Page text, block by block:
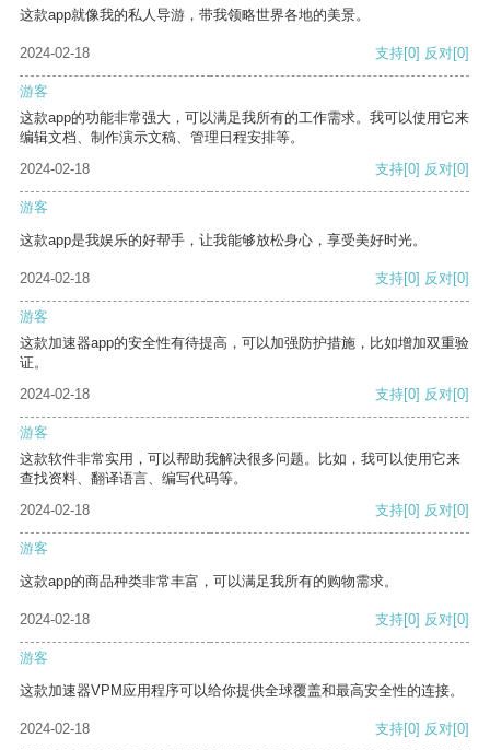
这款app就像我的私人导游，带我领略世界各地的美景。
2024-02-18 支持[0] 反对[0]
游客
这款app的功能非常强大，可以满足我所有的工作需求。我可以使用它来
编辑文档、制作演示文稿、管理日程安排等。
2024-02-18
支持[0] 反对[0]
游客
这款app是我娱乐的好帮手，让我能够放松身心，享受美好时光。
2024-02-18 支持[0] 反对[0]
游客
这款加速器app的安全性有待提高，可以加强防护措施，比如增加双重验
证。
2024-02-18
支持[0] 反对[0]
游客
这款软件非常实用，可以帮助我解决很多问题。比如，我可以使用它来
查找资料、翻译语言、编写代码等。
2024-02-18
支持[0] 反对[0]
游客
这款app的商品种类非常丰富，可以满足我所有的购物需求。
2024-02-18 支持[0] 反对[0]
游客
这款加速器VPM应用程序可以给你提供全球覆盖和最高安全性的连接。
2024-02-18 支持[0] 反对[0]